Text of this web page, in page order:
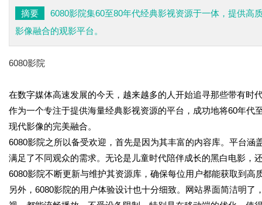
摘要
6080影院集60至80年代经典影视资源于一体，提供高
影像融合的观影平台。
6080影院
在数字媒体高速发展的今天，越来越多的人开始追寻那些带有时
作为一个专注于提供海量经典影视资源的平台，成功地将60年
现代影像的完美融合。
6080影院之所以备受欢迎，首先是因为其丰富的内容库。平台
满足了不同观众的需求。无论是儿童时代陪伴成长的黑白电影，
6080影院不断更新与维护其资源库，确保每位用户都能获取到高
另外，6080影院的用户体验设计也十分细致。网站界面简洁明